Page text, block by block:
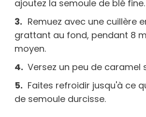
ajoutez la semoule de blé fine.
Remuez avec une cuillère
grattant au fond, pendant 8
moyen.
Versez un peu de caramel
Faites refroidir jusqu'à ce
de semoule durcisse.